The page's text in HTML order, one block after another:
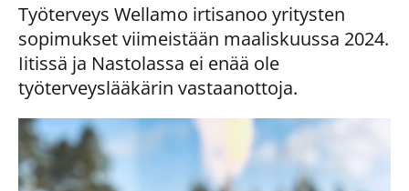
Työterveys Wellamo irtisanoo yritysten
sopimukset viimeistään maaliskuussa 2024.
Iitissä ja Nastolassa ei enää ole
työterveyslääkärin vastaanottoja.